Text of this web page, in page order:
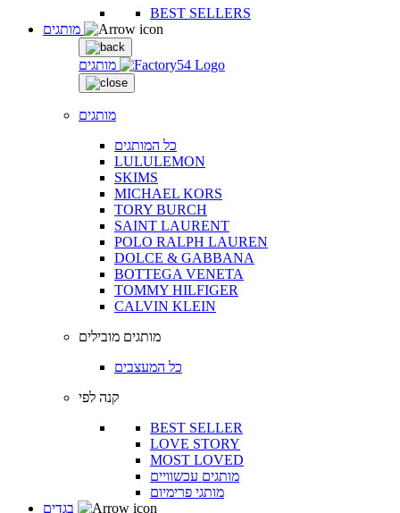
BEST SELLERS
מותגים
מותגים
כל המותגים
LULULEMON
SKIMS
MICHAEL KORS
TORY BURCH
SAINT LAURENT
POLO RALPH LAUREN
DOLCE & GABBANA
BOTTEGA VENETA
TOMMY HILFIGER
CALVIN KLEIN
מותגים מובילים
כל המעצבים
קנה לפי
BEST SELLER
LOVE STORY
MOST LOVED
מותגים עכשוויים
מותגי פרימיום